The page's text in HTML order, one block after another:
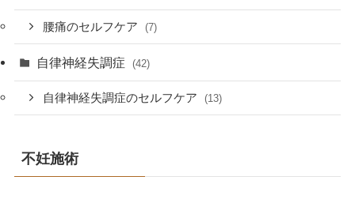
腰痛のセルフケア (7)
自律神経失調症 (42)
自律神経失調症のセルフケア (13)
不妊施術